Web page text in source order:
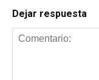
Dejar respuesta